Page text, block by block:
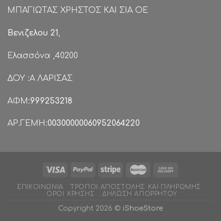
ΜΠΑΓΙΩΤΑΣ ΧΡΗΣΤΟΣ ΚΑΙ ΣΙΑ ΟΕ
Βενιζελου 21,
Ελασσόνα ,40200
ΔΟΥ :Α ΛΑΡΙΣΑΣ
ΑΦΜ:999253218
ΑΡ.ΓΕΜΗ:00300000060952064220
ΕΠΙΚΟΙΝΩΝΊΑ
ΤΡΌΠΟΙ ΑΠΟΣΤΟΛΉΣ ΚΑΙ ΠΛΗΡΩΜΉΣ
ΌΡΟΙ ΧΡΉΣΗΣ
ΔΉΛΩΣΗ ΑΠΟΡΡΉΤΟΥ
Copyright 2026 © iShoeStore